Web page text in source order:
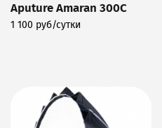
Aputure Amaran 300C
1 100 руб/сутки